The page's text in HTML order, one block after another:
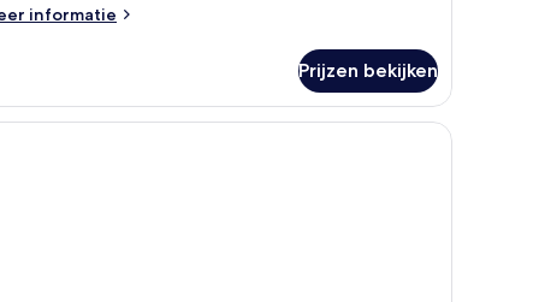
informatie
Prijzen bekijken